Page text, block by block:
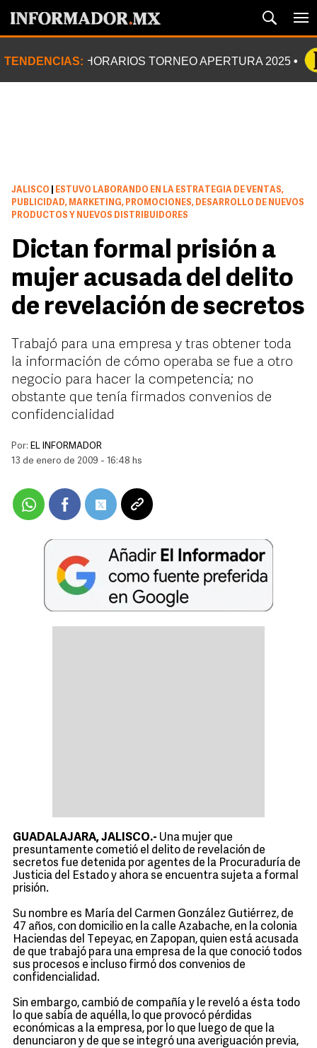
TENDENCIAS: HORARIOS TORNEO APERTURA 2025
JALISCO
ESTUVO LABORANDO EN LA ESTRATEGIA DE VENTAS,
PUBLICIDAD, MARKETING, PROMOCIONES, DESARROLLO DE NUEVOS
PRODUCTOS Y NUEVOS DISTRIBUIDORES
Dictan formal prisión a
mujer acusada del delito
de revelación de secretos
Trabajó para una empresa y tras obtener toda
la información de cómo operaba se fue a otro
negocio para hacer la competencia; no
obstante que tenía firmados convenios de
confidencialidad
Por: EL INFORMADOR
13 de enero de 2009 - 16:48 hs
GUADALAJARA, JALISCO.- Una mujer que
presuntamente cometió el delito de revelación de
secretos fue detenida por agentes de la Procuraduría de
Justicia del Estado y ahora se encuentra sujeta a formal
prisión.
Su nombre es María del Carmen González Gutiérrez, de
47 años, con domicilio en la calle Azabache, en la colonia
Haciendas del Tepeyac, en Zapopan, quien está acusada
de que trabajó para una empresa de la que conoció todos
sus procesos e incluso firmó dos convenios de
confidencialidad.
Sin embargo, cambió de compañía y le reveló a ésta todo
lo que sabía de aquélla, lo que provocó pérdidas
económicas a la empresa, por lo que luego de que la
denunciaron y de que se integró una averiguación previa,